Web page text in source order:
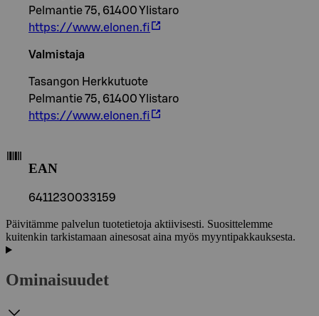
Pelmantie 75, 61400 Ylistaro
https://www.elonen.fi
Valmistaja
Tasangon Herkkutuote
Pelmantie 75, 61400 Ylistaro
https://www.elonen.fi
EAN
6411230033159
Päivitämme palvelun tuotetietoja aktiivisesti. Suosittelemme
kuitenkin tarkistamaan ainesosat aina myös myyntipakkauksesta.
Ominaisuudet